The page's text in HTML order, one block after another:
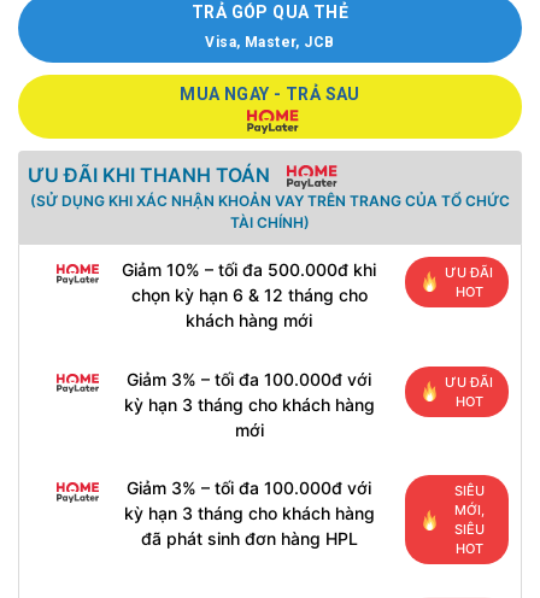
TRẢ GÓP QUA THẺ
Visa, Master, JCB
MUA NGAY - TRẢ SAU
ƯU ĐÃI KHI THANH TOÁN
(SỬ DỤNG KHI XÁC NHẬN KHOẢN VAY TRÊN TRANG CỦA TỔ CHỨC
TÀI CHÍNH)
Giảm 10% – tối đa 500.000đ khi
chọn kỳ hạn 6 & 12 tháng cho
khách hàng mới
ƯU ĐÃI
HOT
Giảm 3% – tối đa 100.000đ với
kỳ hạn 3 tháng cho khách hàng
mới
ƯU ĐÃI
HOT
Giảm 3% – tối đa 100.000đ với
kỳ hạn 3 tháng cho khách hàng
đã phát sinh đơn hàng HPL
SIÊU
MỚI,
SIÊU
HOT